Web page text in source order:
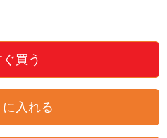
買う
入れる